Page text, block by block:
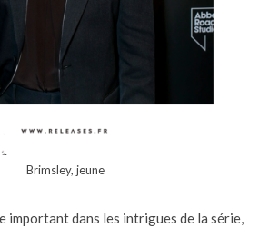
Brimsley, jeune
important dans les intrigues de la série,